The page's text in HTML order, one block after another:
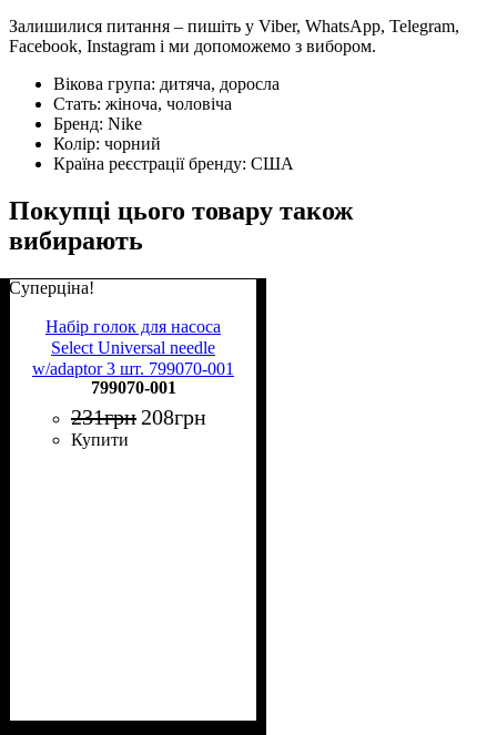
Залишилися питання – пишіть у Viber, WhatsApp, Telegram,
Facebook, Instagram і ми допоможемо з вибором.
Вікова група: дитяча, доросла
Стать: жіноча, чоловіча
Бренд: Nike
Колір: чорний
Країна реєстрації бренду: США
Покупці цього товару також
вибирають
Суперціна!
Набір голок для насоса
Select Universal needle
w/adaptor 3 шт. 799070-001
799070-001
231грн 208грн
Купити